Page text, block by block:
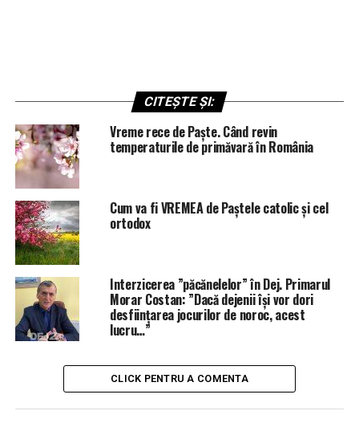
CITEȘTE ȘI:
Vreme rece de Paște. Când revin
temperaturile de primăvară în România
Cum va fi VREMEA de Paștele catolic și cel
ortodox
Interzicerea ”păcănelelor” în Dej. Primarul
Morar Costan: ”Dacă dejenii își vor dori
desființarea jocurilor de noroc, acest
lucru…”
CLICK PENTRU A COMENTA